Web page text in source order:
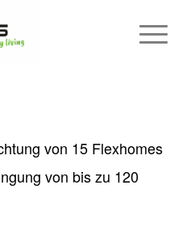
von 15 Flexhomes
von bis zu 120